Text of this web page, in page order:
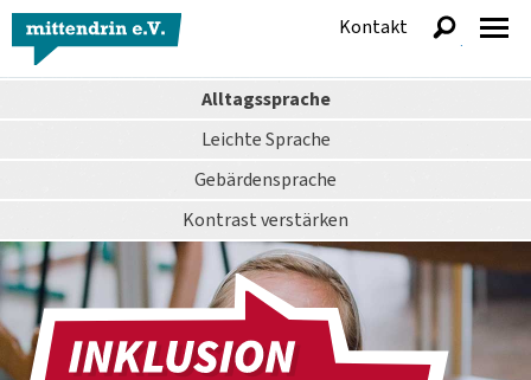
Alltagssprache
Leichte Sprache
Gebärdensprache
Kontrastverstärken
Kontakt
anzeigen